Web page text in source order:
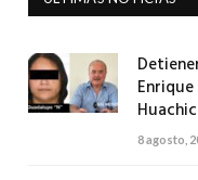
8 agosto,